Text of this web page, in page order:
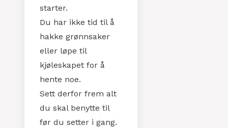
starter.
Du har ikke tid til å
hakke grønnsaker
eller løpe til
kjøleskapet for å
hente noe.
Sett derfor frem alt
du skal benytte til
før du setter i gang.